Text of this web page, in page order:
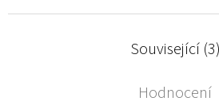
Související (3)
Hodnocení